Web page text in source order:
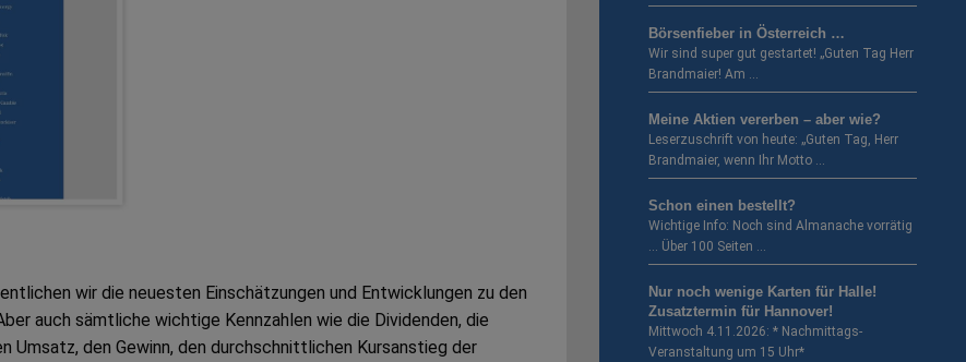
wir die neuesten Einschätzungen und Entwicklungen zu den
auch sämtliche wichtige Kennzahlen wie die Dividenden, die
Umsatz, den Gewinn, den durchschnittlichen Kursanstieg der
Börsenfieber in Österreich …
Wir sind super gut gestartet! „Guten Tag Herr
Brandmaier! Am …
Meine Aktien vererben – aber wie?
Leserzuschrift von heute: „Guten Tag, Herr
Brandmaier, wenn Ihr Motto …
Schon einen bestellt?
Wichtige Info: Noch sind Almanache vorrätig
… Über 100 Seiten …
Nur noch wenige Karten für Halle!
Zusatztermin für Hannover!
Mittwoch 4.11.2026: * Nachmittags-
Veranstaltung um 15 Uhr*